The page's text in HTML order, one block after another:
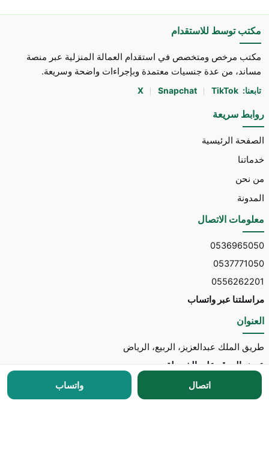
مكتب توسط للاستقدام
مكتب مرخص ومتخصص في استقدام العمالة المنزلية عبر منصة
مساند، من عدة جنسيات معتمدة وبإجراءات واضحة وسريعة.
تابعنا: X Snapchat TikTok
روابط سريعة
الصفحة الرئيسية
خدماتنا
من نحن
المدونة
معلومات الاتصال
0536965050
0537771050
0556262201
مراسلتنا عبر واتساب
العنوان
طريق الملك عبدالعزيز، الربيع، الرياض
عرض الموقع على الخريطة
مكتب توسط للاستقدام
اتصال واتساب